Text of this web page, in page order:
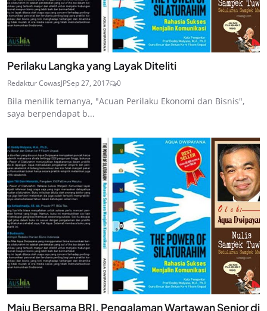
Perilaku Langka yang Layak Diteliti
Redaktur CowasJPSep 27, 2017 0
Bila menilik temanya, "Acuan Perilaku Ekonomi dan Bisnis",
saya berpendapat b...
Maju Bersama BRI, Pengalaman Wartawan Senior di